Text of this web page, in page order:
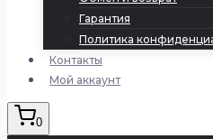
Гарантия
Политика
Контакты
Мой аккаунт
0